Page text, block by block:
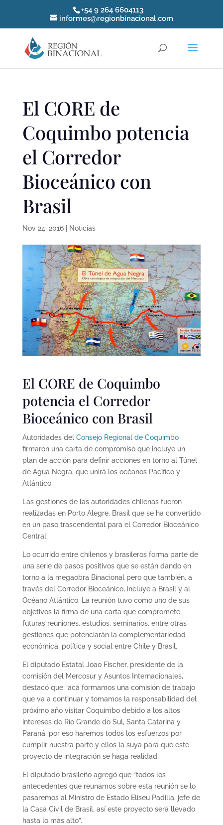
+54 9 264 6604113
informes@regionbinacional.com
El CORE de
Coquimbo potencia
el Corredor
Bioceánico con
Brasil
Nov 24, 2016| Noticias
El CORE de Coquimbo
potencia el Corredor
Bioceánico con Brasil
Autoridades del Consejo Regional de Coquimbo
firmaron una carta de compromiso que incluye un
plan de acción para definir acciones en torno al Túnel
de Agua Negra, que unirá los océanos Pacífico y
Atlántico.
Las gestiones de las autoridades chilenas fueron
realizadas en Porto Alegre, Brasil que se ha convertido
en un paso trascendental para el Corredor Bioceánico
Central.
Lo ocurrido entre chilenos y brasileros forma parte de
una serie de pasos positivos que se están dando en
torno a la megaobra Binacional pero que también, a
través del Corredor Bioceánico, incluye a Brasil y al
Océano Atlántico. La reunión tuvo como uno de sus
objetivos la firma de una carta que compromete
futuras reuniones, estudios, seminarios, entre otras
gestiones que potenciarán la complementariedad
económica, política y social entre Chile y Brasil.
El diputado Estatal Joao Fischer, presidente de la
comisión del Mercosur y Asuntos Internacionales,
destacó que “acá formamos una comisión de trabajo
que va a continuar y tomamos la responsabilidad del
próximo año visitar Coquimbo debido a los altos
intereses de Río Grande do Sul, Santa Catarina y
Paraná, por eso haremos todos los esfuerzos por
cumplir nuestra parte y ellos la suya para que este
proyecto de integración se haga realidad”.
El diputado brasileño agregó que “todos los
antecedentes que reunamos sobre esta reunión se lo
pasaremos al Ministro de Estado Eliseu Padilla, jefe de
la Casa Civil de Brasil, así este proyecto será llevado
hasta lo más alto”.